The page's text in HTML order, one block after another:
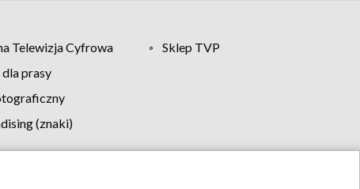
Telewizja Cyfrowa
Sklep TVP
prasy
(znaki)